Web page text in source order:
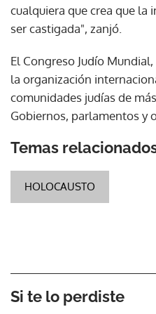
cualquiera que crea que la
ser castigada", zanjó.
El Congreso Judío
la organización
comunidades judías de
Gobiernos, parlamentos y
Temas
HOLOCAUSTO
Si te lo perdiste